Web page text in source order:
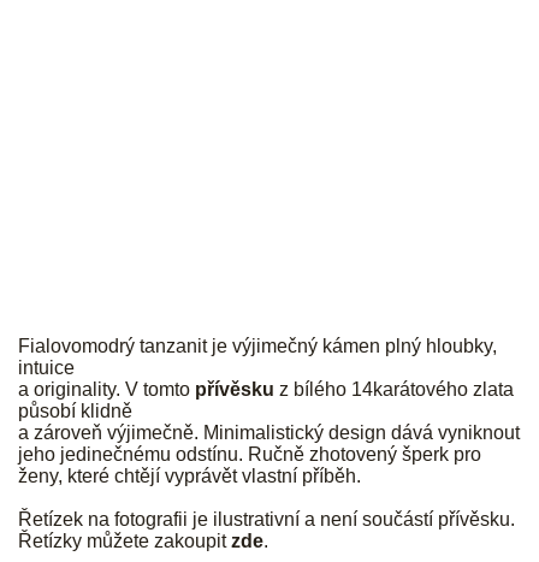
Fialovomodrý tanzanit je výjimečný kámen plný hloubky,
intuice
a originality. V tomto přívěsku z bílého 14karátového zlata
působí klidně
a zároveň výjimečně. Minimalistický design dává vyniknout
jeho jedinečnému odstínu. Ručně zhotovený šperk pro
ženy, které chtějí vyprávět vlastní příběh.
Řetízek na fotografii je ilustrativní a není součástí přívěsku.
Řetízky můžete zakoupitzde.